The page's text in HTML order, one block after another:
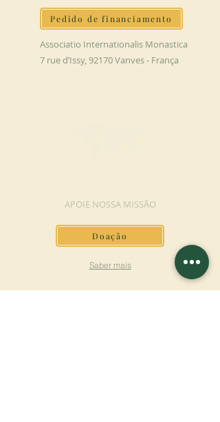
Pedido de financiamento
Associatio Internationalis Monastica
7 rue d’Issy, 92170 Vanves - França
APOIE NOSSA MISSÃO
Doação
Saber mais